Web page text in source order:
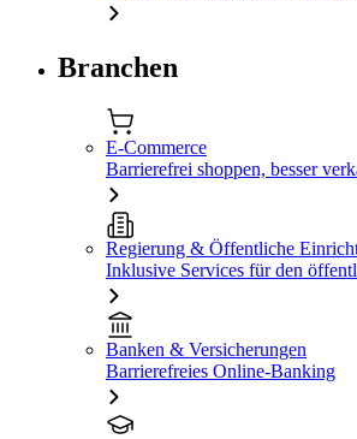
Branchen
E-Commerce
Barrierefrei shoppen, besser
Regierung & Öffentliche
Inklusive Services für den
Banken & Versicherungen
Barrierefreies Online-Banking